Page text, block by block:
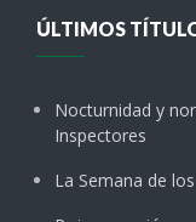
ÚLTIMOS
Nocturnidad y
Inspectores
La Semana de